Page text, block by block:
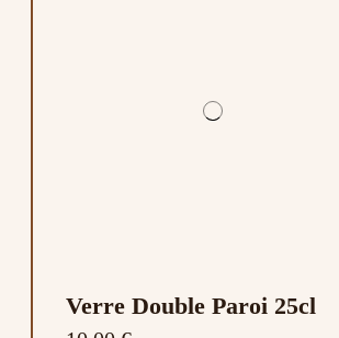
Verre Double Paroi 25cl